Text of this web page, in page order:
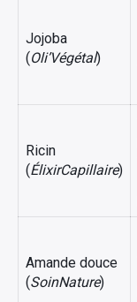
Jojoba
(Oli’Végétal)
Ricin
(ÉlixirCapillaire)
Amande douce
(SoinNature)